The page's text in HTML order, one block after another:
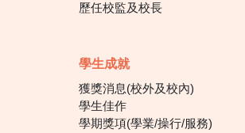
歷任校監及校長
學生成就
獲獎消息(校外及校內)
學生佳作
學期獎項(學業/操行/服務)